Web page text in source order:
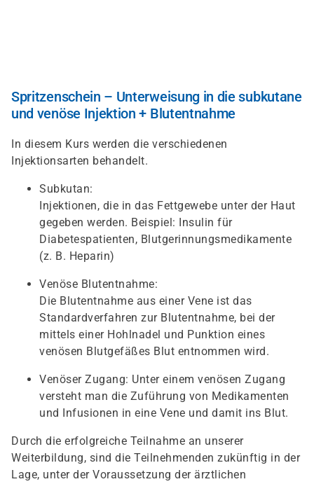
Spritzenschein – Unterweisung in die subkutane
und venöse Injektion + Blutentnahme
In diesem Kurs werden die verschiedenen
Injektionsarten behandelt.
Subkutan:
Injektionen, die in das Fettgewebe unter der Haut
gegeben werden. Beispiel: Insulin für
Diabetespatienten, Blutgerinnungsmedikamente
(z. B. Heparin)
Venöse Blutentnahme:
Die Blutentnahme aus einer Vene ist das
Standardverfahren zur Blutentnahme, bei der
mittels einer Hohlnadel und Punktion eines
venösen Blutgefäßes Blut entnommen wird.
Venöser Zugang: Unter einem venösen Zugang
versteht man die Zuführung von Medikamenten
und Infusionen in eine Vene und damit ins Blut.
Durch die erfolgreiche Teilnahme an unserer
Weiterbildung, sind die Teilnehmenden zukünftig in der
Lage, unter der Voraussetzung der ärztlichen